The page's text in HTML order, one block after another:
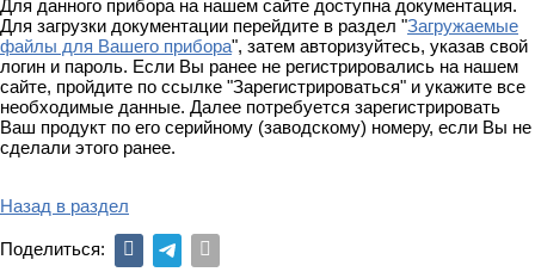
Для данного прибора на нашем сайте доступна документация.
Для загрузки документации перейдите в раздел "Загружаемые
файлы для Вашего прибора", затем авторизуйтесь, указав свой
логин и пароль. Если Вы ранее не регистрировались на нашем
сайте, пройдите по ссылке "Зарегистрироваться" и укажите все
необходимые данные. Далее потребуется зарегистрировать
Ваш продукт по его серийному (заводскому) номеру, если Вы не
сделали этого ранее.
Назад в раздел
Поделиться: